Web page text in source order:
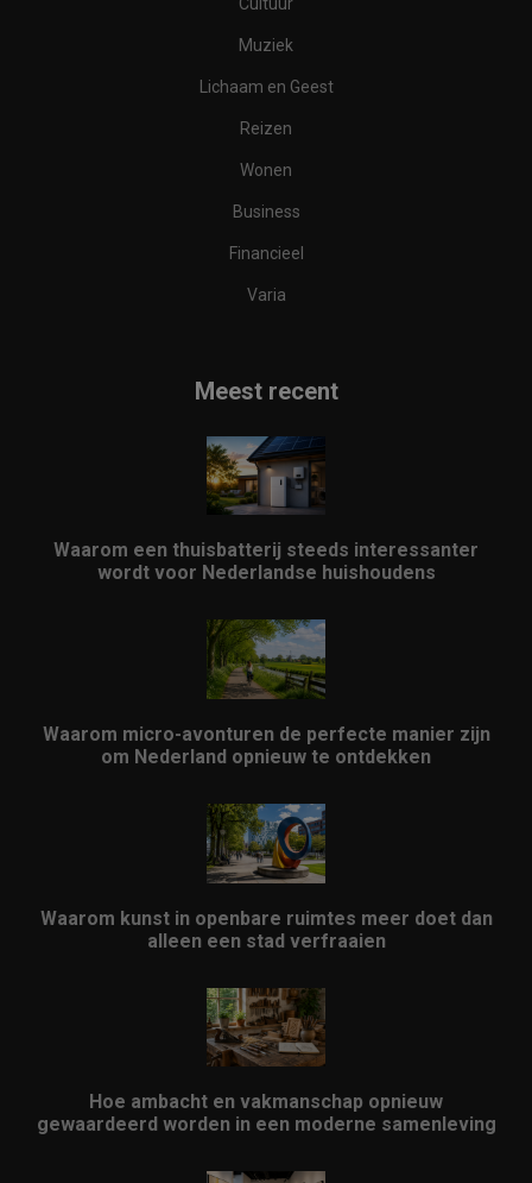
Muziek
Lichaam en Geest
Reizen
Wonen
Business
Financieel
Varia
Meest recent
Waarom een thuisbatterij steeds interessanter
wordt voor Nederlandse huishoudens
Waarom micro-avonturen de perfecte manier zijn
om Nederland opnieuw te ontdekken
Waarom kunst in openbare ruimtes meer doet dan
alleen een stad verfraaien
Hoe ambacht en vakmanschap opnieuw
gewaardeerd worden in een moderne samenleving